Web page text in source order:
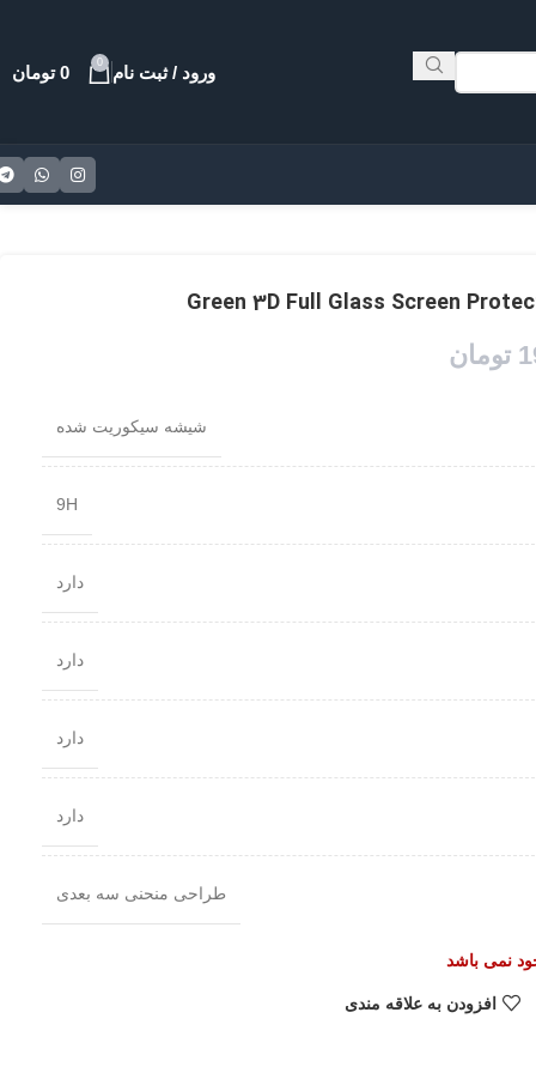
ورود / ثبت نام 0
0 تومان
تومان
شیشه سیکوریت شده
9H
دارد
دارد
دارد
دارد
طراحی منحنی سه بعدی
نمی باشد
افزودن به علاقه مندی